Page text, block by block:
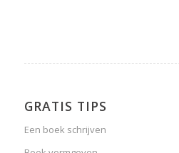
GRATIS TIPS
Een boek schrijven